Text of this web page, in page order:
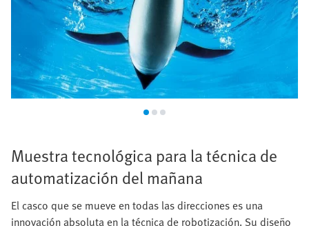
Muestra tecnológica para la técnica de
automatización del mañana
El casco que se mueve en todas las direcciones es una
innovación absoluta en la técnica de robotización. Su diseño